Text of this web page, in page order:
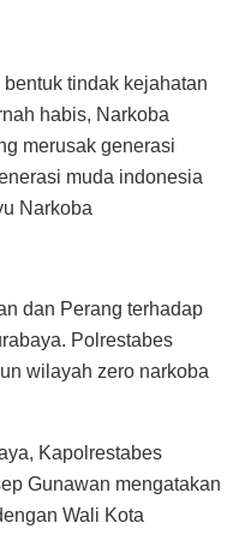
tindak kejahatan
habis, Narkoba
merusak generasi
muda indonesia
Narkoba
dan Perang terhadap
Polrestabes
wilayah zero narkoba
Kapolrestabes
Gunawan mengatakan
Wali Kota